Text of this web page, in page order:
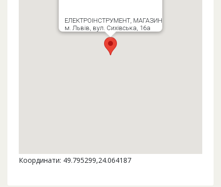
ЕЛЕКТРОІНСТРУМЕНТ, МАГАЗИН
м. Львів, вул. Сихівська, 16а
Координати: 49.795299,24.064187